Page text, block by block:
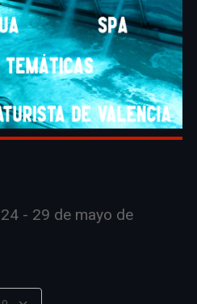
- 29 de mayo de